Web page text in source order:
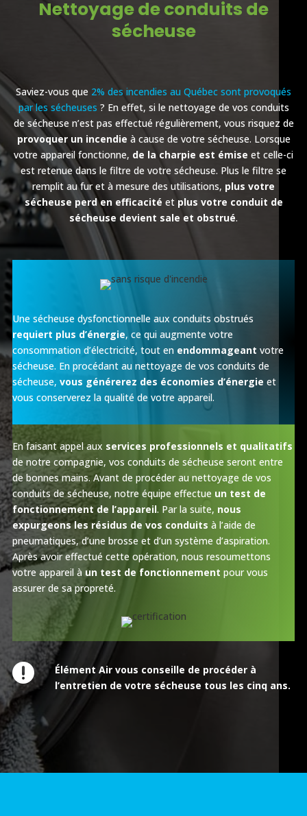
Nettoyage de conduits de
sécheuse
Saviez-vous que 2% des incendies au Québec sont provoqués
par les sécheuses ? En effet, si le nettoyage de vos conduits
de sécheuse n’est pas effectué régulièrement, vous risquez de
provoquer un incendie à cause de votre sécheuse. Lorsque
votre appareil fonctionne, de la charpie est émise et celle-ci
est retenue dans le filtre de votre sécheuse. Plus le filtre se
remplit au fur et à mesure des utilisations, plus votre
sécheuse perd en efficacité et plus votre conduit de
sécheuse devient sale et obstrué.
Une sécheuse dysfonctionnelle aux conduits obstrués
requiert plus d’énergie, ce qui augmente votre
consommation d’électricité, tout en endommageant votre
sécheuse. En procédant au nettoyage de vos conduits de
sécheuse, vous générerez des économies d’énergie et
vous conserverez la qualité de votre appareil.
En faisant appel aux services professionnels et qualitatifs
de notre compagnie, vos conduits de sécheuse seront entre
de bonnes mains. Avant de procéder au nettoyage de vos
conduits de sécheuse, notre équipe effectue un test de
fonctionnement de l’appareil. Par la suite, nous
expurgeons les résidus de vos conduits à l’aide de
pneumatiques, d’une brosse et d’un système d’aspiration.
Après avoir effectué cette opération, nous resoumettons
votre appareil à un test de fonctionnement pour vous
assurer de sa propreté.

Élément Air vous conseille de procéder à
l’entretien de votre sécheuse tous les cinq ans.